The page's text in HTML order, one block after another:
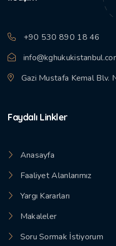
+90 530 890 18 46
Gazi Mustafa Kemal Blv.
Faydalı Linkler
Anasayfa
Faaliyet Alanlarımız
Yargı Kararları
Makaleler
Soru Sormak İstiyorum